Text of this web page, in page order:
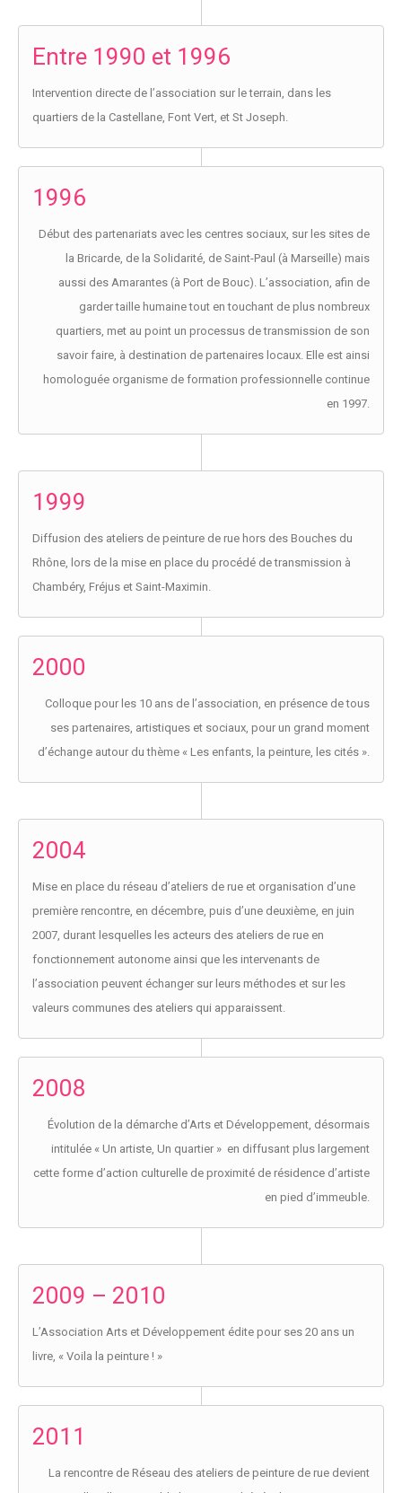
Entre 1990 et 1996
Intervention directe de l’association sur le terrain, dans les
quartiers de la Castellane, Font Vert, et St Joseph.
1996
Début des partenariats avec les centres sociaux, sur les sites de
la Bricarde, de la Solidarité, de Saint-Paul (à Marseille) mais
aussi des Amarantes (à Port de Bouc). L’association, afin de
garder taille humaine tout en touchant de plus nombreux
quartiers, met au point un processus de transmission de son
savoir faire, à destination de partenaires locaux. Elle est ainsi
homologuée organisme de formation professionnelle continue
en 1997.
1999
Diffusion des ateliers de peinture de rue hors des Bouches du
Rhône, lors de la mise en place du procédé de transmission à
Chambéry, Fréjus et Saint-Maximin.
2000
Colloque pour les 10 ans de l’association, en présence de tous
ses partenaires, artistiques et sociaux, pour un grand moment
d’échange autour du thème « Les enfants, la peinture, les cités ».
2004
Mise en place du réseau d’ateliers de rue et organisation d’une
première rencontre, en décembre, puis d’une deuxième, en juin
2007, durant lesquelles les acteurs des ateliers de rue en
fonctionnement autonome ainsi que les intervenants de
l’association peuvent échanger sur leurs méthodes et sur les
valeurs communes des ateliers qui apparaissent.
2008
Évolution de la démarche d’Arts et Développement, désormais
intitulée « Un artiste, Un quartier » en diffusant plus largement
cette forme d’action culturelle de proximité de résidence d’artiste
en pied d’immeuble.
2009 – 2010
L’Association Arts et Développement édite pour ses 20 ans un
livre, « Voila la peinture ! »
2011
La rencontre de Réseau des ateliers de peinture de rue devient